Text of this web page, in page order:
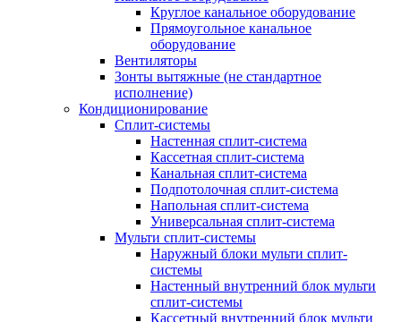
Круглое канальное оборудование
Прямоугольное канальное
оборудование
Вентиляторы
Зонты вытяжные (не стандартное
исполнение)
Кондиционирование
Сплит-системы
Настенная сплит-система
Кассетная сплит-система
Канальная сплит-система
Подпотолочная сплит-система
Напольная сплит-система
Универсальная сплит-система
Мульти сплит-системы
Наружный блоки мульти сплит-
системы
Настенный внутренний блок мульти
сплит-системы
Кассетный внутренний блок мульти